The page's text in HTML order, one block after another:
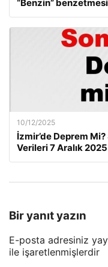
“Benzin”
10/12/2025
İzmir’de Deprem
Verileri 7 Aralık 2025
Bir yanıt yazın
E-posta adresiniz
ile işaretlenmişlerdir